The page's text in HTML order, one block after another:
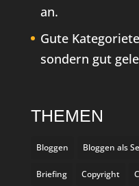
an.
Gute
sondern gut
THEMEN
Bloggen Bloggen als
Briefing Copyright